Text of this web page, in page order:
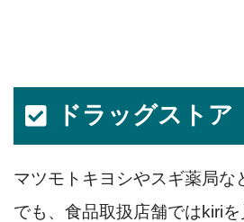
ドラッグストア
マツモトキヨシやスギ薬局な
でも、食品取扱店舗ではkiri